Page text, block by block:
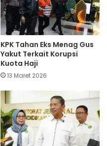
KPK Tahan Eks Menag Gus
Yakut Terkait Korupsi
Kuota Haji
13 Maret 2026